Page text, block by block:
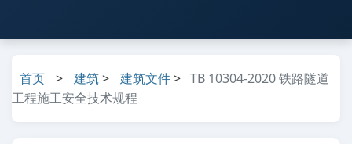
首页 > 建筑> 建筑文件> TB 10304-2020 铁路隧道
工程施工安全技术规程